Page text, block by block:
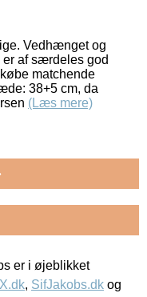
Vedhænget og
af særdeles god
matchende
38+5 cm, da
(Læs mere)
er i øjeblikket
, SifJakobs.dk og